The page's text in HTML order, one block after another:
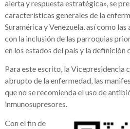
alerta y respuesta estratégica», se
características generales de la
Suramérica y Venezuela, así como
con la inclusión de las parroquias
en los estados del país y la definición
Para este escrito, la Vicepresidencia
abrupto de la enfermedad, las
que no se recomienda el uso de
inmunosupresores.
Con el fin de